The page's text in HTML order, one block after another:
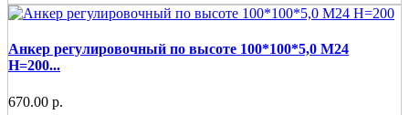
Анкер регулировочный по высоте 100*100*5,0 М24
Н=200...
670.00 р.